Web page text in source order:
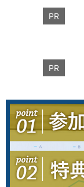
PR
PR